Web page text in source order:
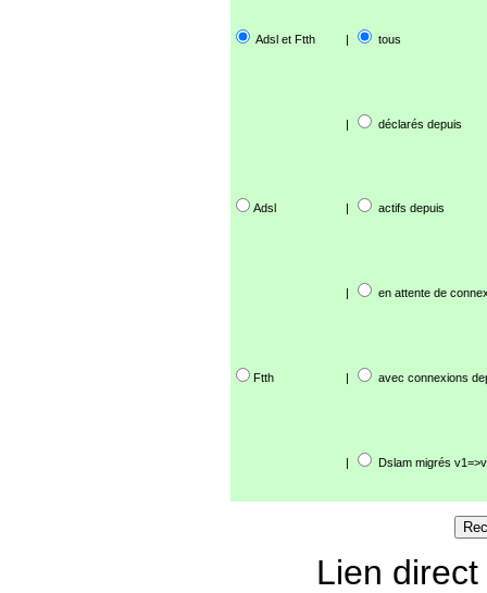
Adsl et Ftth | tous
| déclarés depuis
Adsl | actifs depuis
| en attente de
Ftth | avec connexions
| Dslam migrés
Lien